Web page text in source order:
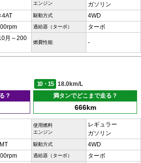
エンジン
ガソリン
4AT 駆動方式 4WD
過給器（ターボ） ターボ
月～200
燃費性能 -
10・15
18.0km/L
？
満タンでどこまで走る？
666km
使用燃料
エンジン
レギュラー
ガソリン
駆動方式 4WD
過給器（ターボ） ターボ